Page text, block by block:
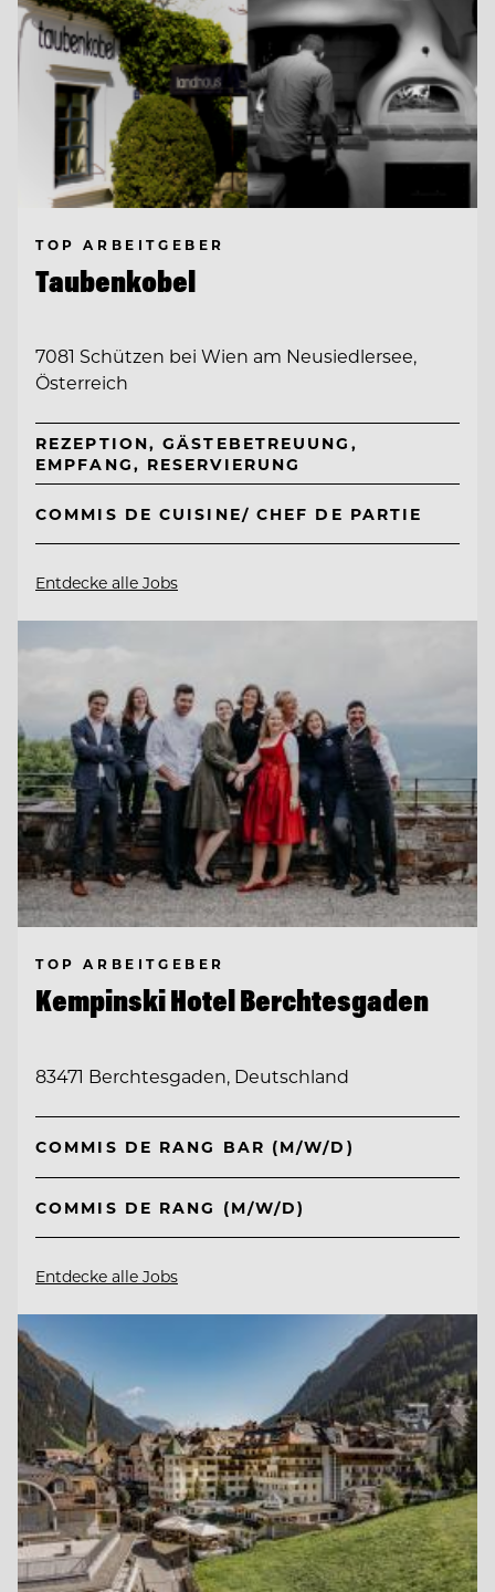
TOP ARBEITGEBER
Taubenkobel
7081 Schützen bei Wien am Neusiedlersee,
Österreich
REZEPTION, GÄSTEBETREUUNG,
EMPFANG, RESERVIERUNG
COMMIS DE CUISINE/ CHEF DE PARTIE
Entdecke alle Jobs
TOP ARBEITGEBER
Kempinski Hotel Berchtesgaden
83471 Berchtesgaden, Deutschland
COMMIS DE RANG BAR (M/W/D)
COMMIS DE RANG (M/W/D)
Entdecke alle Jobs